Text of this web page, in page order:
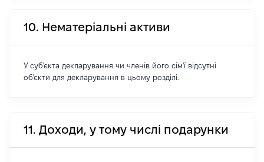
10. Нематеріальні активи
У суб'єкта декларування чи членів його сім'ї відсутні
об'єкти для декларування в цьому розділі.
11. Доходи, у тому числі подарунки